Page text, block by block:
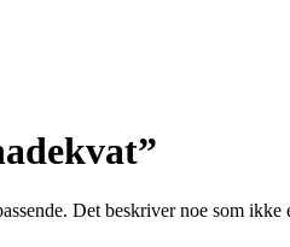
Det beskriver noe som